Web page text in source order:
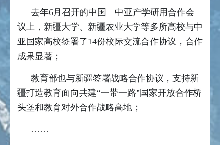
去年6月召开的中国—中亚产学研用合作会
议上，新疆大学、新疆农业大学等多所高校与中
亚国家高校签署了14份校际交流合作协议，合作
成果显著；
教育部也与新疆签署战略合作协议，支持新
疆打造教育面向共建“一带一路”国家开放合作桥
头堡和教育对外合作战略高地；
……